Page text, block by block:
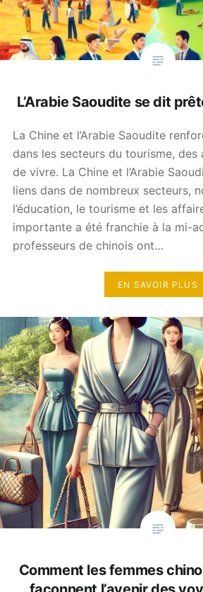
L’Arabie Saoudite se dit
La Chine et l’Arabie Saoudite
dans les secteurs du tourisme, des
de vivre. La Chine et l’Arabie
liens dans de nombreux secteurs,
l’éducation, le tourisme et les
importante a été franchie à la mi-
professeurs de chinois ont…
EN SAVOIR PLUS
Comment les femmes